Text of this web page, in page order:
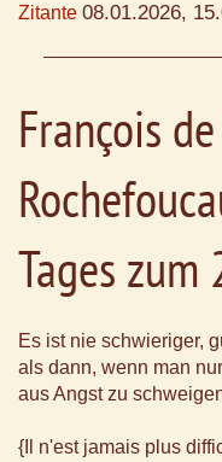
Zitante 08.01.2026,
François
Tages
Es ist nie schwieriger,
als dann, wenn man
aus Angst zu
{Il n'est jamais plus